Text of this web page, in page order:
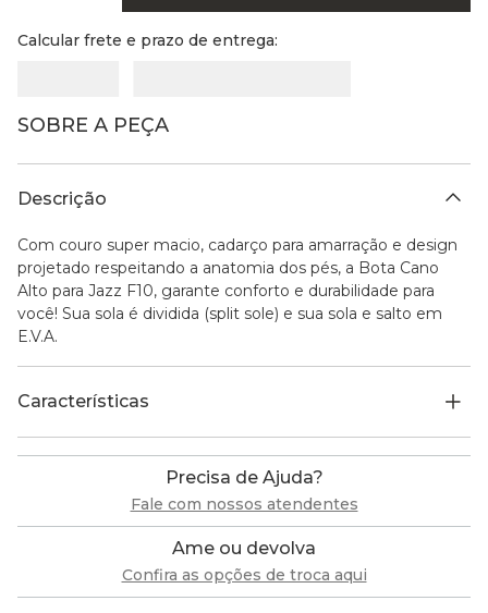
Calcular frete e prazo de entrega:
SOBRE A PEÇA
Descrição
Com couro super macio, cadarço para amarração e design
projetado respeitando a anatomia dos pés, a Bota Cano
Alto para Jazz F10, garante conforto e durabilidade para
você! Sua sola é dividida (split sole) e sua sola e salto em
E.V.A.
Características
Precisa de Ajuda?
Fale com nossos atendentes
Ame ou devolva
Confira as opções de troca aqui